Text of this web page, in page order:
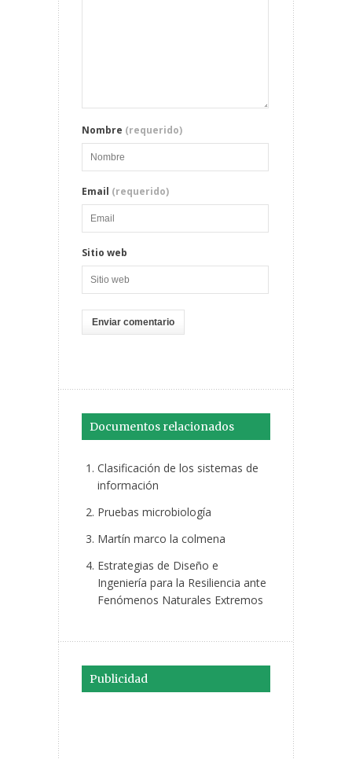
Nombre (requerido)
Email (requerido)
Sitio web
Documentos relacionados
Clasificación de los sistemas de
información
Pruebas microbiología
Martín marco la colmena
Estrategias de Diseño e
Ingeniería para la Resiliencia ante
Fenómenos Naturales Extremos
Publicidad